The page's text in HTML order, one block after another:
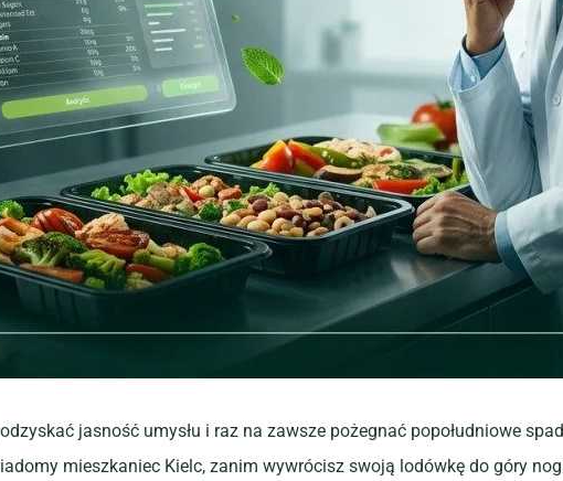
jasność umysłu i raz na zawsze pożegnać popołudniowe
mieszkaniec Kielc, zanim wywrócisz swoją lodówkę do góry